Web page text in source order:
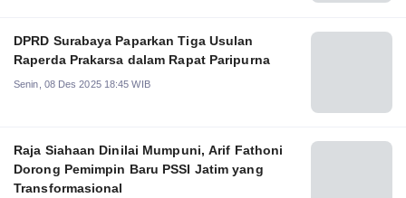
DPRD Surabaya Paparkan Tiga Usulan
Raperda Prakarsa dalam Rapat Paripurna
Senin, 08 Des 2025 18:45 WIB
Raja Siahaan Dinilai Mumpuni, Arif Fathoni
Dorong Pemimpin Baru PSSI Jatim yang
Transformasional